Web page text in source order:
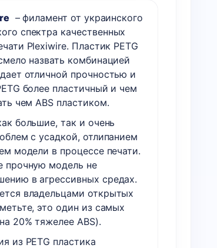
– филамент от украинского
спектра качественных
Plexiwire. Пластик PETG
назвать комбинацией
отличной прочностью и
более пластичный и чем
чем ABS пластиком.
большие, так и очень
с усадкой, отлипанием
модели в процессе печати.
прочную модель не
в агрессивных средах.
владельцами открытых
это один из самых
20% тяжелее ABS).
из PETG пластика